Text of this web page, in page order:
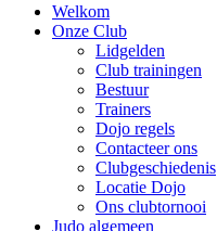
Welkom
Onze Club
Lidgelden
Club trainingen
Bestuur
Trainers
Dojo regels
Contacteer ons
Clubgeschiedenis
Locatie Dojo
Ons clubtornooi
Judo algemeen